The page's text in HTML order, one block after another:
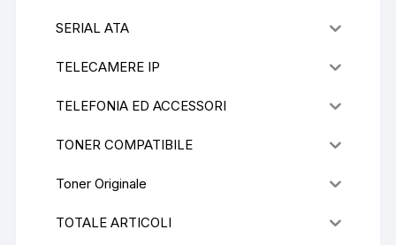
SERIAL ATA
TELECAMERE IP
TELEFONIA ED ACCESSORI
TONER COMPATIBILE
Toner Originale
TOTALE ARTICOLI